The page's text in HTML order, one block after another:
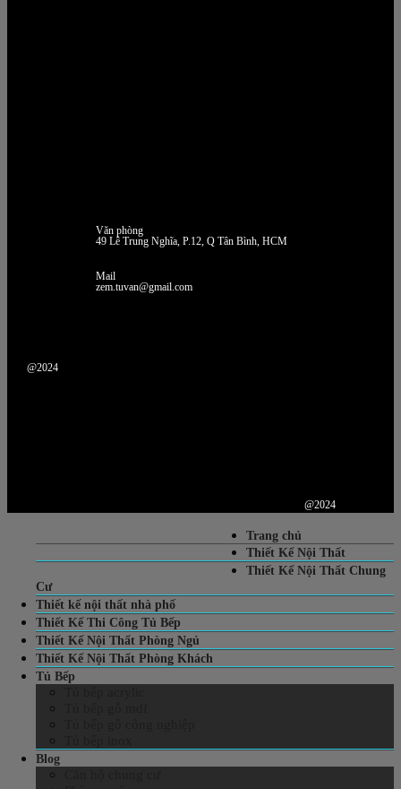
Văn phòng
49 Lê Trung Nghĩa, P.12, Q Tân Bình, HCM
Mail
zem.tuvan@gmail.com
@2024
@2024
Trang chủ
Thiết Kế Nội Thất
Thiết Kế Nội Thất Chung
Cư
Thiết kế nội thất nhà phố
Thiết Kế Thi Công Tủ Bếp
Thiết Kế Nội Thất Phòng Ngủ
Thiết Kế Nội Thất Phòng Khách
Tủ Bếp
Blog